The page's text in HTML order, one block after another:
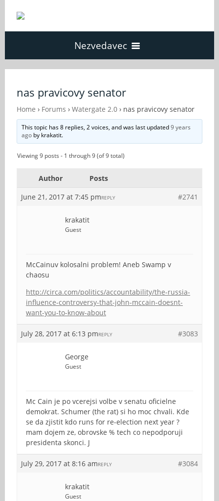
Nezvedavec
Fórum
nas pravicovy senator
Home › Forums › Watergate 2.0 › nas pravicovy senator
This topic has 8 replies, 2 voices, and was last updated9 years
ago by krakatit.
Viewing 9 posts - 1 through 9 (of 9 total)
Author
Posts
June 21, 2017 at 7:45 pm
#2741
REPLY
krakatit
Guest
McCainuv kolosalni problem! Aneb Swamp v
chaosu
http://circa.com/politics/accountability/the-russia-
influence-controversy-that-john-mccain-doesnt-
want-you-to-know-about
July 28, 2017 at 6:13 pm #3083
REPLY
George
Guest
Mc Cain je po vcerejsi volbe v senatu oficielne
demokrat. Schumer (the rat) si ho moc chvali. Kde
se da zjistit kdo runs for re-election next year ?
mam dojem ze, obrovske % tech co nepodporuji
presidenta skonci. J
July 29, 2017 at 8:16 am #3084
REPLY
krakatit
Guest